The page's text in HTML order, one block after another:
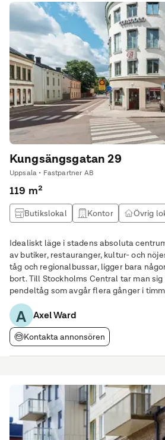
Kungsängsgatan 29
Uppsala • Fastpartner AB
119 m²
Butikslokal Kontor Övrig
Idealiskt läge i stadens absoluta
av butiker, restauranger, kultur- och
tåg och regionalbussar, ligger bara
bort. Till Stockholms Central tar man
pendeltåg som avgår flera gånger i
Stockholm. Samtliga stadsbusslinjer
gångavstånd. Goda
parkeringshus i närområdet.
A Axel Ward
Kontakta annonsören